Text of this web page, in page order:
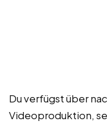
Du verfügst über
Videoproduktion,